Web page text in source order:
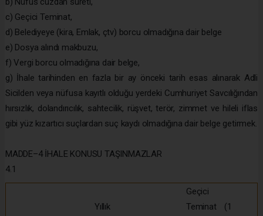
c) Geçici Teminat,
d) Belediyeye (kira, Emlak, çtv) borcu olmadığına dair belge
e) Dosya alındı makbuzu,
f) Vergi borcu olmadığına dair belge,
g) İhale tarihinden en fazla bir ay önceki tarih esas alınarak Adli
Sicilden veya nüfusa kayıtlı olduğu yerdeki Cumhuriyet Savcılığından
hırsızlık, dolandırıcılık, sahtecilik, rüşvet, terör, zimmet ve hileli iflas
gibi yüz kızartıcı suçlardan suç kaydı olmadığına dair belge getirmek.
MADDE–4 İHALE KONUSU TAŞINMAZLAR
4.1
Yıllık
Geçici
Teminat (1